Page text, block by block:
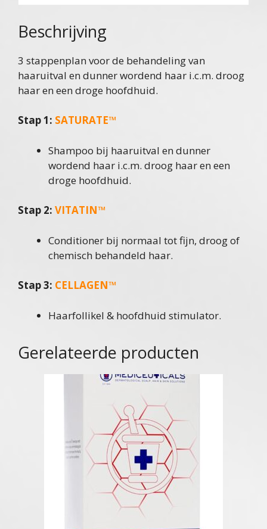
Beschrijving
3 stappenplan voor de behandeling van
haaruitval en dunner wordend haar i.c.m. droog
haar en een droge hoofdhuid.
Stap 1: SATURATE™
Shampoo bij haaruitval en dunner
wordend haar i.c.m. droog haar en een
droge hoofdhuid.
Stap 2: VITATIN™
Conditioner bij normaal tot fijn, droog of
chemisch behandeld haar.
Stap 3: CELLAGEN™
Haarfollikel & hoofdhuid stimulator.
Gerelateerde producten